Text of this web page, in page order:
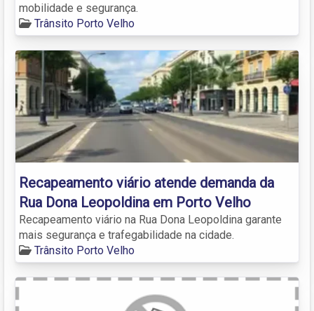
mobilidade e segurança.
Trânsito Porto Velho
Recapeamento viário atende demanda da
Rua Dona Leopoldina em Porto Velho
Recapeamento viário na Rua Dona Leopoldina garante
mais segurança e trafegabilidade na cidade.
Trânsito Porto Velho